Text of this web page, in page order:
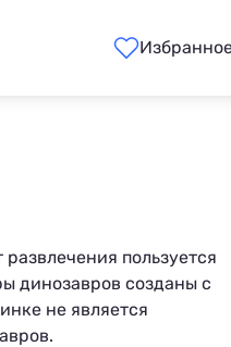
пользуется
динозавров созданы с
не является